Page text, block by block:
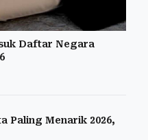
Daftar Negara
Paling Menarik 2026,